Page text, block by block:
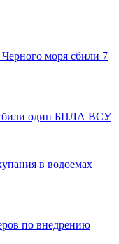
моря сбили 7
сбили один БПЛА ВСУ
в водоемах
по внедрению